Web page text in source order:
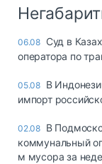
06.08 Суд в
оператора по
05.08 В
импорт
02.08 В
коммунальный
м мусора за